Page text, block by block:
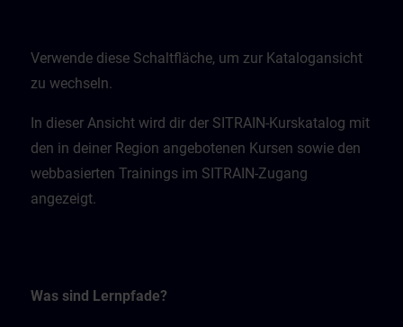
Verwende diese Schaltfläche, um zur Katalogansicht
zu wechseln.
In dieser Ansicht wird dir der SITRAIN-Kurskatalog mit
den in deiner Region angebotenen Kursen sowie den
webbasierten Trainings im SITRAIN-Zugang
angezeigt.
Was sind Lernpfade?